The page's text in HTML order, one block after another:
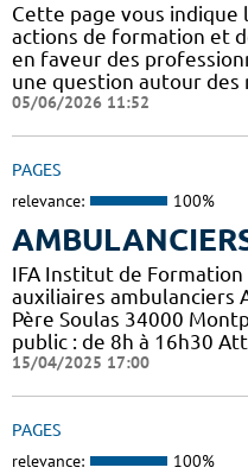
Cette page vous indique
actions de formation et
en faveur des
une question autour des
05/06/2026 11:52
PAGES
relevance: 100%
IFA Institut de
auxiliaires ambulanciers
Père Soulas 34000
public : de 8h à 16h30
15/04/2025 17:00
PAGES
relevance: 100%